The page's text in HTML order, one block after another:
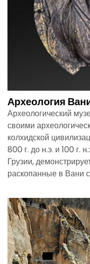
Археология
Археологический
своими
колхидской
800 г. до н.э. и 100 г.
Грузии,
раскопанные в Вани